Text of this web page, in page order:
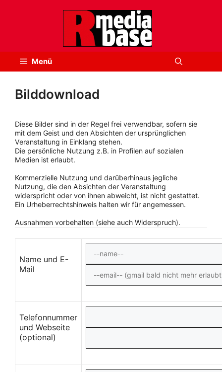
Menü
Bilddownload
Diese Bilder sind in der Regel frei verwendbar, sofern sie
mit dem Geist und den Absichten der ursprünglichen
Veranstaltung in Einklang stehen.
Die persönliche Nutzung z.B. in Profilen auf sozialen
Medien ist erlaubt.
Kommerzielle Nutzung und darüberhinaus jegliche
Nutzung, die den Absichten der Veranstaltung
widerspricht oder von ihnen abweicht, ist nicht gestattet.
Ein Urheberrechtshinweis halten wir für angemessen.
Ausnahmen vorbehalten (siehe auch Widerspruch).
Name und E-
Mail
Telefonnummer
und Webseite
(optional)